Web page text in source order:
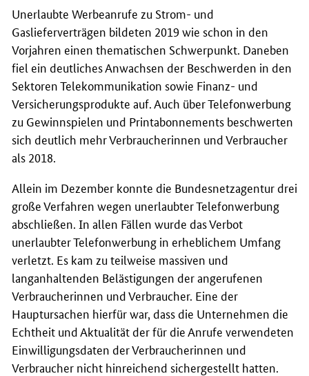
Unerlaubte Werbeanrufe zu Strom- und
Gaslieferverträgen bildeten 2019 wie schon in den
Vorjahren einen thematischen Schwerpunkt. Daneben
fiel ein deutliches Anwachsen der Beschwerden in den
Sektoren Telekommunikation sowie Finanz- und
Versicherungsprodukte auf. Auch über Telefonwerbung
zu Gewinnspielen und Printabonnements beschwerten
sich deutlich mehr Verbraucherinnen und Verbraucher
als 2018.
Allein im Dezember konnte die Bundesnetzagentur drei
große Verfahren wegen unerlaubter Telefonwerbung
abschließen. In allen Fällen wurde das Verbot
unerlaubter Telefonwerbung in erheblichem Umfang
verletzt. Es kam zu teilweise massiven und
langanhaltenden Belästigungen der angerufenen
Verbraucherinnen und Verbraucher. Eine der
Hauptursachen hierfür war, dass die Unternehmen die
Echtheit und Aktualität der für die Anrufe verwendeten
Einwilligungsdaten der Verbraucherinnen und
Verbraucher nicht hinreichend sichergestellt hatten.